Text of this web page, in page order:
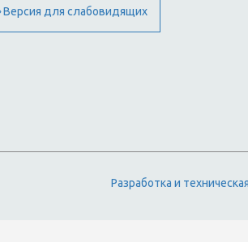
Версия для слабовидящих
Разработка и